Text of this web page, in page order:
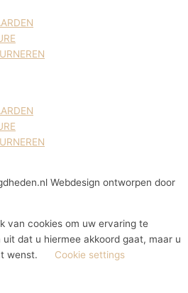
Webdesign ontworpen door
van cookies om uw ervaring te
dat u hiermee akkoord gaat, maar u
wenst.
Cookie settings